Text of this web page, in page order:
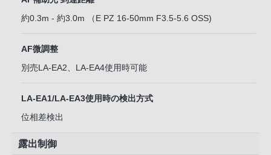
約0.3m - 約3.0m （E PZ 16-50mm F3.5-5.6 OSS)
AF微調整
別売LA-EA2、LA-EA4使用時可能
LA-EA1/LA-EA3使用時の検出方式
位相差検出
露出制御